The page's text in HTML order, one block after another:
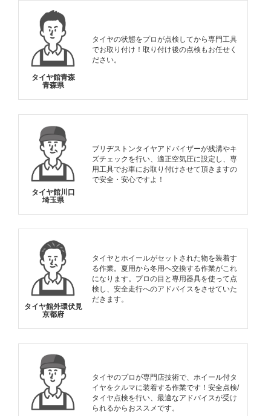
タイヤ館青森
青森県
タイヤの状態をプロが点検してから専門工具
でお取り付け！取り付け後の点検もお任せく
ださい。
タイヤ館川口
埼玉県
ブリヂストンタイヤアドバイザーが残溝やキ
ズチェックを行い、適正空気圧に設定し、専
用工具でお車にお取り付けさせて頂きますの
で安全・安心ですよ！
タイヤ館外環伏見
京都府
タイヤとホイールがセットされた物を装着す
る作業。夏用から冬用へ交換する作業がこれ
になります。プロの目と専用器具を使って点
検し、安全走行へのアドバイスをさせていた
だきます。
タイヤのプロが専門店技術で、ホイール付タ
イヤをクルマに装着する作業です！安全点検/
タイヤ点検を行い、最適なアドバイスが受け
られるからおススメです。